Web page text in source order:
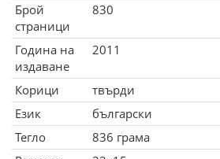
Брой
страници
830
Година на
издаване
2011
Корици
твърди
Език
български
Тегло
836 грама